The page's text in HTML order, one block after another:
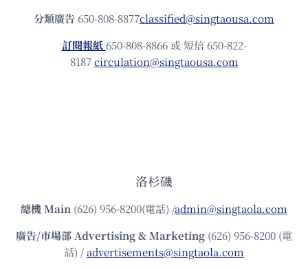
分類廣告 650-808-8877classified@singtaousa.com
訂閱報紙 650-808-8866 或 短信 650-822-
8187circulation@singtaousa.com
洛杉磯
總機Main (626) 956-8200(電話) /admin@singtaola.com
廣告/市場部Advertising & Marketing (626) 956-8200 (電
話) /advertisements@singtaola.com